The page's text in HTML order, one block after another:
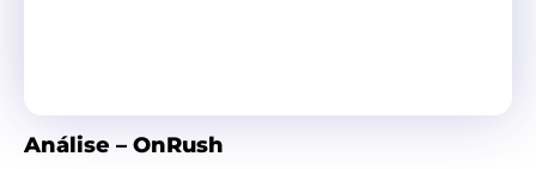
Análise – OnRush